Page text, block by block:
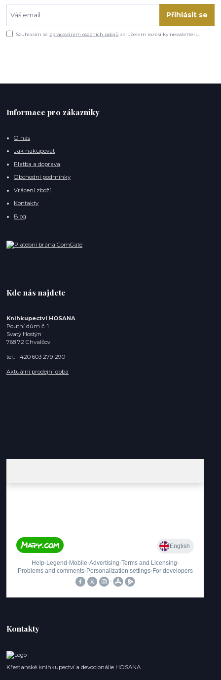
Přihlásit se
Souhlasím se zpracováním osobních údajů za účelem rozesílky newsletteru.
Informace pro zákazníky
O nás
Jak nakupovat
Platba a doprava
Obchodní podmínky
Vrácení zboží
Kontakty
Blog
Kde nás najdete
Knihkupectví HOSANA
Poutní dům č. 1
Svatý Hostýn
768 72 Chvalčov
tel.: +420 603 279 290
Aktuální prodejní doba
Kontakty
Křesťanské knihkupectví a devocionálie HOSANA